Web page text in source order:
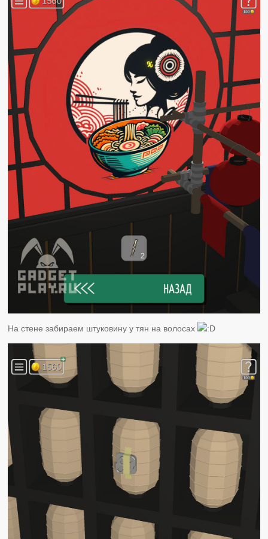
На стене забираем штуковину у тян на волосах